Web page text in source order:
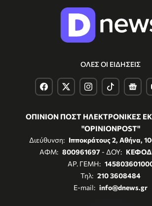
ΟΛΕΣ ΟΙ ΕΙΔΗΣΕΙΣ
ΟΠΙΝΙΟΝ ΠΟΣΤ ΗΛΕΚΤΡΟΝΙΚΕΣ
"OPINIONPOST"
Διεύθυνση: Ιπποκράτους 2, Αθήνα,
ΑΦΜ: 800961697- ΔΟΥ:
ΑΡ. ΓΕΜΗ:
Τηλ: 210 3608484
E-mail: info@dnews.gr